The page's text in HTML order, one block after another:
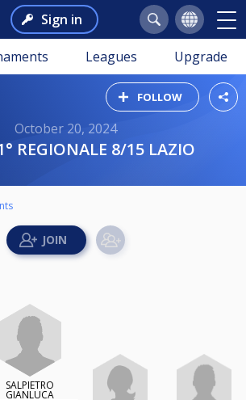
Sign in
Leagues Upgrade
FOLLOW
October 20, 2024
1° REGIONALE 8/15 LAZIO
SALPIETRO
GIANLUCA